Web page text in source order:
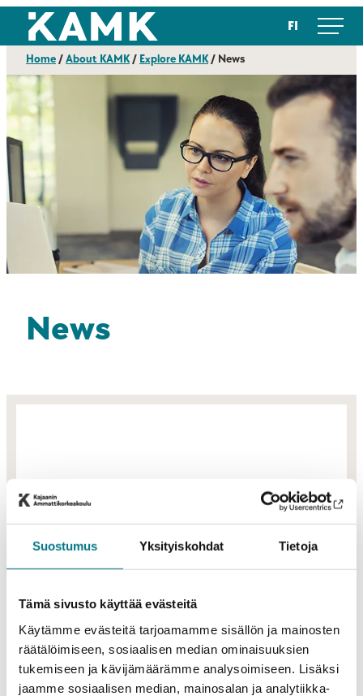
Suostumus Yksityiskohdat Tietoja
Tämä sivusto käyttää evästeitä
Käytämme evästeitä tarjoamamme sisällön ja mainosten
räätälöimiseen, sosiaalisen median ominaisuuksien
tukemiseen ja kävijämäärämme analysoimiseen. Lisäksi
jaamme sosiaalisen median, mainosalan ja analytiikka-
Skip
content
Kajaanin ammattikorkeakoulu FI
Home/About KAMK/ Explore KAMK/ News
News
04.07.2024
year 2024-2025 (continuing
students)
11.06.2024
Kajaani University of Applied
Sciences’ website has been renewed